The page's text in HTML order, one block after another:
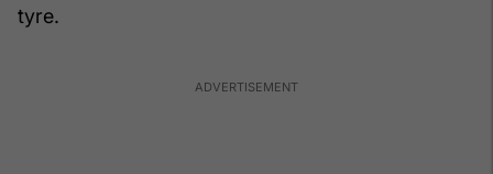
tyre.